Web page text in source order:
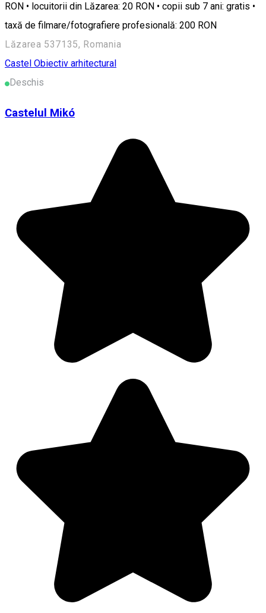
RON • locuitorii din Lăzarea: 20 RON • copii sub 7 ani: gratis •
taxă de filmare/fotografiere profesională: 200 RON
Lăzarea 537135, Romania
Castel Obiectiv arhitectural
Deschis
Castelul Mikó